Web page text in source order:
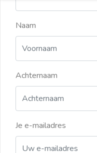
Naam
Achternaam
Je e-mailadres